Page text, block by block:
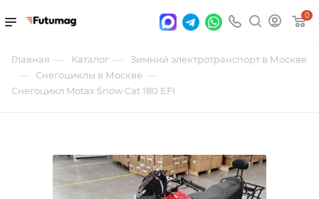
0
Главная — Каталог — Зимний электротранспорт в Москве
— Снегоциклы в Москве —
Снегоцикл Motax Snow Cat 180 EFI